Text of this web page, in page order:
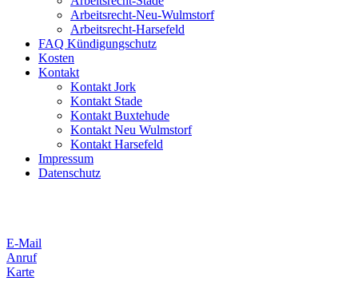
Arbeitsrecht-Neu-Wulmstorf
Arbeitsrecht-Harsefeld
FAQ Kündigungschutz
Kosten
Kontakt
Kontakt Jork
Kontakt Stade
Kontakt Buxtehude
Kontakt Neu Wulmstorf
Kontakt Harsefeld
Impressum
Datenschutz
E-Mail
Anruf
Karte